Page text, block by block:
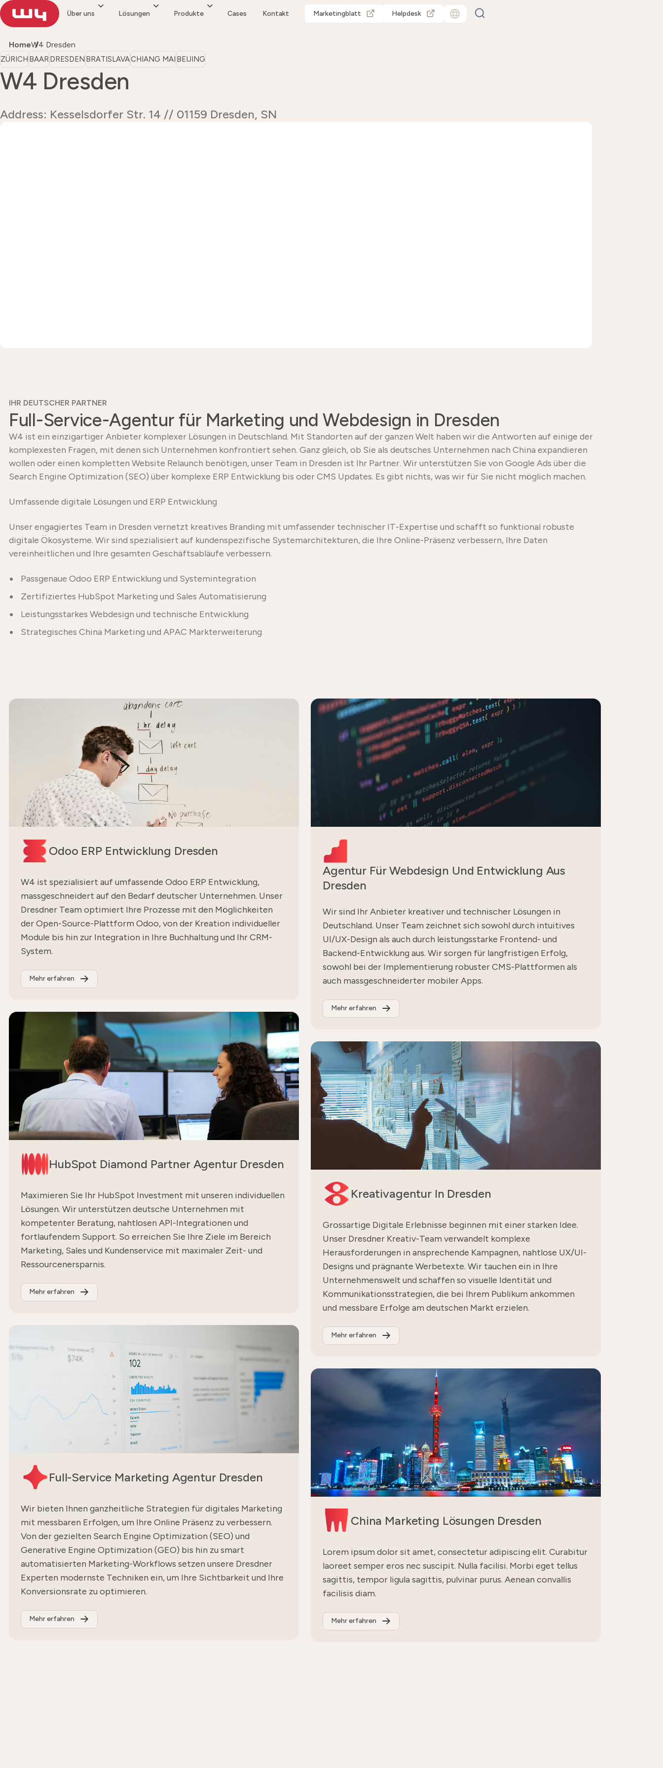
Über uns Lösungen Produkte Cases Kontakt Marketingblatt Helpdesk
HomeW4 Dresden
ZÜRICH BAARDRESDEN BRATISLAVACHIANG MAI BEIJING
W4 Dresden
Address: Kesselsdorfer Str. 14 // 01159 Dresden, SN
IHR DEUTSCHER PARTNER
Full-Service-Agentur für Marketing und Webdesign in Dresden
W4 ist ein einzigartiger Anbieter komplexer Lösungen in Deutschland. Mit Standorten auf der ganzen Welt haben wir die Antworten auf einige der
komplexesten Fragen, mit denen sich Unternehmen konfrontiert sehen. Ganz gleich, ob Sie als deutsches Unternehmen nach China expandieren
wollen oder einen kompletten Website Relaunch benötigen, unser Team in Dresden ist Ihr Partner. Wir unterstützen Sie von Google Ads über die
Search Engine Optimization (SEO) über komplexe ERP Entwicklung bis oder CMS Updates. Es gibt nichts, was wir für Sie nicht möglich machen.
Umfassende digitale Lösungen und ERP Entwicklung
Unser engagiertes Team in Dresden vernetzt kreatives Branding mit umfassender technischer IT-Expertise und schafft so funktional robuste
digitale Ökosysteme. Wir sind spezialisiert auf kundenspezifische Systemarchitekturen, die Ihre Online-Präsenz verbessern, Ihre Daten
vereinheitlichen und Ihre gesamten Geschäftsabläufe verbessern.
Passgenaue Odoo ERP Entwicklung und Systemintegration
Zertifiziertes HubSpot Marketing und Sales Automatisierung
Leistungsstarkes Webdesign und technische Entwicklung
Strategisches China Marketing und APAC Markterweiterung
Odoo ERP Entwicklung Dresden
W4 ist spezialisiert auf umfassende Odoo ERP Entwicklung,
massgeschneidert auf den Bedarf deutscher Unternehmen. Unser
Dresdner Team optimiert Ihre Prozesse mit den Möglichkeiten
der Open-Source-Plattform Odoo, von der Kreation individueller
Module bis hin zur Integration in Ihre Buchhaltung und Ihr CRM-
System.
Mehr erfahren
HubSpot Diamond Partner Agentur Dresden
Maximieren Sie Ihr HubSpot Investment mit unseren individuellen
Lösungen. Wir unterstützen deutsche Unternehmen mit
kompetenter Beratung, nahtlosen API-Integrationen und
fortlaufendem Support. So erreichen Sie Ihre Ziele im Bereich
Marketing, Sales und Kundenservice mit maximaler Zeit- und
Ressourcenersparnis.
Mehr erfahren
Full-Service Marketing Agentur Dresden
Wir bieten Ihnen ganzheitliche Strategien für digitales Marketing
mit messbaren Erfolgen, um Ihre Online Präsenz zu verbessern.
Von der gezielten Search Engine Optimization (SEO) und
Generative Engine Optimization (GEO) bis hin zu smart
automatisierten Marketing-Workflows setzen unsere Dresdner
Experten modernste Techniken ein, um Ihre Sichtbarkeit und Ihre
Konversionsrate zu optimieren.
Mehr erfahren
Agentur Für Webdesign Und Entwicklung Aus
Dresden
Wir sind Ihr Anbieter kreativer und technischer Lösungen in
Deutschland. Unser Team zeichnet sich sowohl durch intuitives
UI/UX-Design als auch durch leistungsstarke Frontend- und
Backend-Entwicklung aus. Wir sorgen für langfristigen Erfolg,
sowohl bei der Implementierung robuster CMS-Plattformen als
auch massgeschneiderter mobiler Apps.
Mehr erfahren
Kreativagentur In Dresden
Grossartige Digitale Erlebnisse beginnen mit einer starken Idee.
Unser Dresdner Kreativ-Team verwandelt komplexe
Herausforderungen in ansprechende Kampagnen, nahtlose UX/UI-
Designs und prägnante Werbetexte. Wir tauchen ein in Ihre
Unternehmenswelt und schaffen so visuelle Identität und
Kommunikationsstrategien, die bei Ihrem Publikum ankommen
und messbare Erfolge am deutschen Markt erzielen.
Mehr erfahren
China Marketing Lösungen Dresden
Lorem ipsum dolor sit amet, consectetur adipiscing elit. Curabitur
laoreet semper eros nec suscipit. Nulla facilisi. Morbi eget tellus
sagittis, tempor ligula sagittis, pulvinar purus. Aenean convallis
facilisis diam.
Mehr erfahren